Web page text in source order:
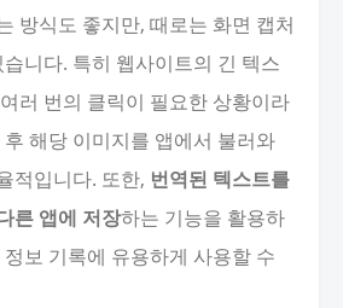
방식도 좋지만, 때로는 화면 캡처
니다. 특히 웹사이트의 긴 텍스
러 번의 클릭이 필요한 상황이라
해당 이미지를 앱에서 불러와
적입니다. 또한, 번역된 텍스트를
른 앱에 저장하는 기능을 활용하
보 기록에 유용하게 사용할 수